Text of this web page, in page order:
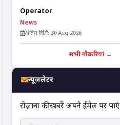
Operator
News
अंतिम तिथि: 30 Aug 2026
सभी नौकरियां →
न्यूज़लेटर
रोज़ाना की खबरें अपने ईमेल पर पाएं